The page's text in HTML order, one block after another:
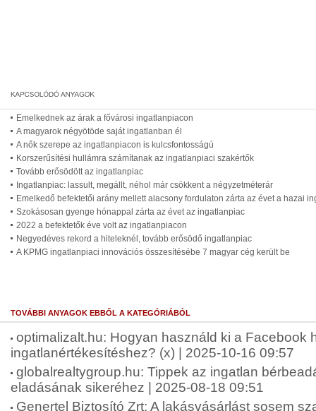
Emelkednek az árak a fővárosi ingatlanpiacon
A magyarok négyötöde saját ingatlanban él
A nők szerepe az ingatlanpiacon is kulcsfontosságú
Korszerűsítési hullámra számítanak az ingatlanpiaci szakértők
Tovább erősödött az ingatlanpiac
Ingatlanpiac: lassult, megállt, néhol már csökkent a négyzetméterár
Emelkedő befektetői arány mellett alacsony fordulaton zárta az évet a hazai
Szokásosan gyenge hónappal zárta az évet az ingatlanpiac
2022 a befektetők éve volt az ingatlanpiacon
Negyedéves rekord a hiteleknél, tovább erősödő ingatlanpiac
A KPMG ingatlanpiaci innovációs összesítésébe 7 magyar cég került be
TOVÁBBI ANYAGOK EBBŐL A KATEGÓRIÁBÓL
optimalizalt.hu: Hogyan használd ki a Facebook
ingatlanértékesítéshez? (x) | 2025-10-16 09:57
globalrealtygroup.hu: Tippek az ingatlan
eladásának sikeréhez | 2025-08-18 09:51
Genertel Biztosító Zrt: A lakásvásárlást sosem